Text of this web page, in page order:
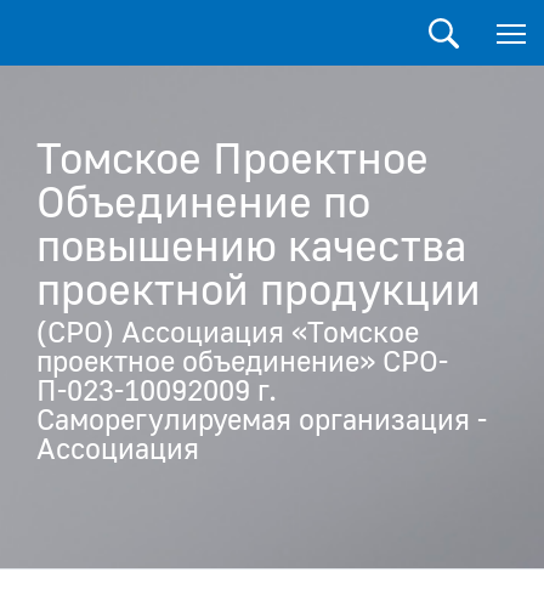
Томское Проектное
Объединение по
повышению качества
проектной продукции
(СРО) Ассоциация «Томское
проектное объединение» СРО-
П-023-10092009 г.
Саморегулируемая организация -
Ассоциация